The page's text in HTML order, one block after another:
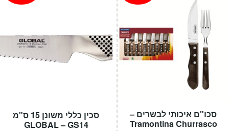
סכין כללי משונן 15 ס"מ
GLOBAL – GS14
סכו"ם איכותי לבשרים –
Tramontina Churrasco